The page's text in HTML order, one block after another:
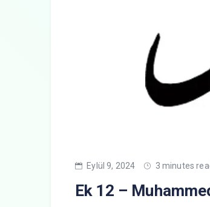
Eylül 9, 2024 3 minutes
Ek 12 –